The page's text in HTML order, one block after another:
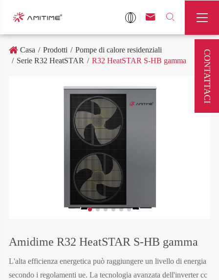
 

Casa Prodotti
Pompe di calore residenziali
Serie R32 HeatSTAR
R32 HeatSTAR S-HB gamma
Amidime R32 HeatSTAR S-HB gamma
L'alta efficienza energetica può raggiungere un livello di energia
secondo i regolamenti ue. La tecnologia avanzata dell'inverter cc
CONTATTACI